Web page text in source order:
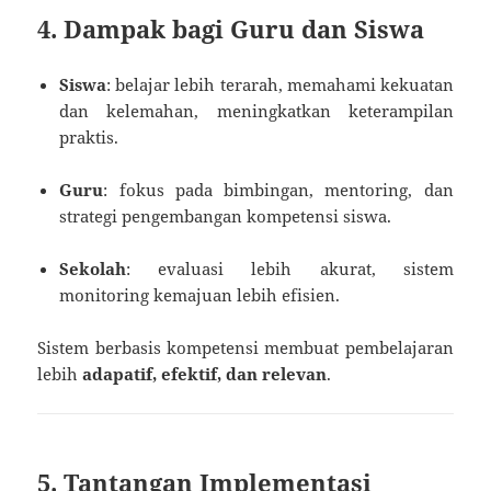
4. Dampak bagi Guru dan Siswa
Siswa: belajar lebih terarah, memahami kekuatan
dan kelemahan, meningkatkan keterampilan
praktis.
Guru: fokus pada bimbingan, mentoring, dan
strategi pengembangan kompetensi siswa.
Sekolah: evaluasi lebih akurat, sistem
monitoring kemajuan lebih efisien.
Sistem berbasis kompetensi membuat pembelajaran
lebihadapatif, efektif, dan relevan.
5. Tantangan Implementasi